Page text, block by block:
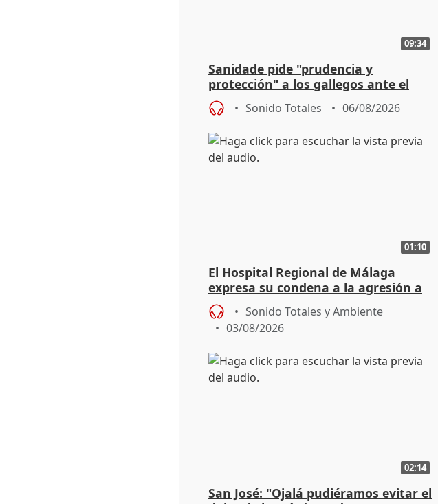
09:34
Sanidade pide "prudencia y
protección" a los gallegos ante el
eclipse del 12 de agosto
Sonido Totales 06/08/2026
01:10
El Hospital Regional de Málaga
expresa su condena a la agresión a
dos enfermeras de Urgencias
Sonido Totales y Ambiente
03/08/2026
02:14
San José: "Ojalá pudiéramos evitar el